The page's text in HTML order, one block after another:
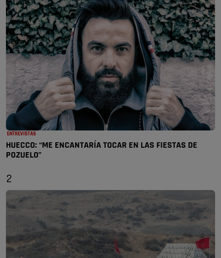
ENTREVISTAS
HUECCO: “ME ENCANTARÍA TOCAR EN LAS FIESTAS DE
POZUELO”
2